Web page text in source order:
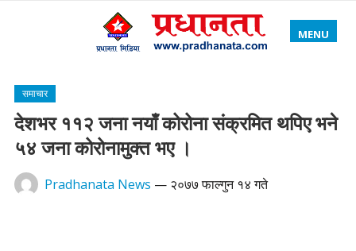
MENU
समाचार
देशभर ११२ जना नयाँ कोरोना संक्रमित थपिए भने
५४ जना कोरोनामुक्त भए ।
Pradhanata News — २०७७ फाल्गुन १४ गते